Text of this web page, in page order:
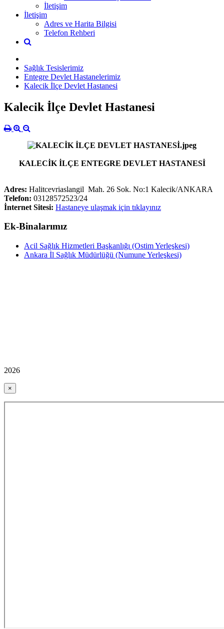
İletişim
İletişim
Adres ve Harita Bilgisi
Telefon Rehberi
Sağlık Tesislerimiz
Entegre Devlet Hastanelerimiz
Kalecik İlçe Devlet Hastanesi
Kalecik İlçe Devlet Hastanesi
KALECİK İLÇE ENTEGRE DEVLET HASTANESİ
Adres: Halitcevriaslangil Mah. 26 Sok. No:1 Kalecik/ANKARA
Telefon: 03128572523/24
İnternet Sitesi: Hastaneye ulaşmak için tıklayınız
Ek-Binalarımız
Acil Sağlık Hizmetleri Başkanlığı (Ostim Yerleşkesi)
Ankara İl Sağlık Müdürlüğü (Numune Yerleşkesi)
2026
×